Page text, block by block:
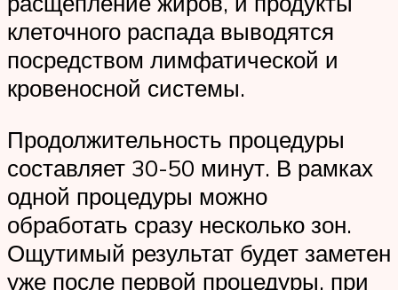
клеточного распада выводятся
посредством лимфатической и
кровеносной системы.
Продолжительность процедуры
составляет 30-50 минут. В рамках
одной процедуры можно
обработать сразу несколько зон.
Ощутимый результат будет заметен
уже после первой процедуры, при